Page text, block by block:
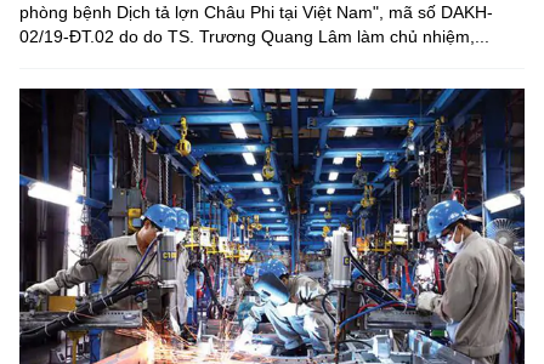
phòng bệnh Dịch tả lợn Châu Phi tại Việt Nam", mã số DAKH-
02/19-ĐT.02 do do TS. Trương Quang Lâm làm chủ nhiệm,...